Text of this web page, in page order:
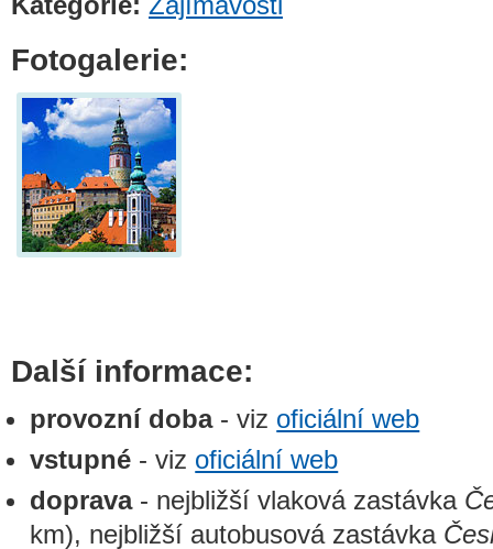
Fotogalerie:
Další informace:
provozní doba- viz oficiální web
vstupné - viz oficiální web
doprava- nejbližší vlaková zastávka
km), nejbližší autobusová zastávka